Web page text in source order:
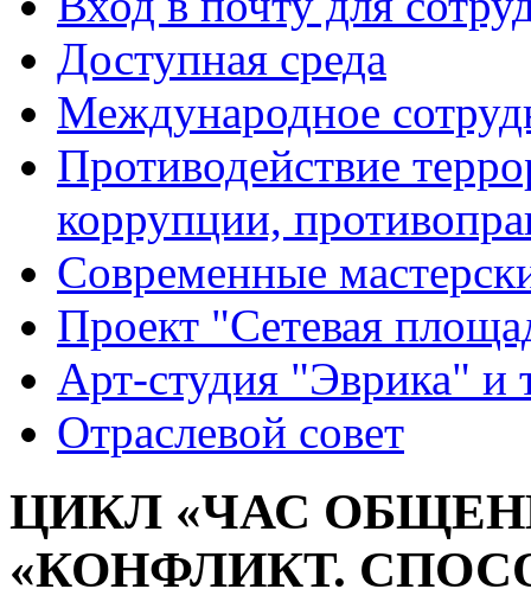
Доступная среда
Международное
Противодействие
коррупции,
Современные
Проект "Сетевая
Арт-студия "Эврика" и
Отраслевой совет
ЦИКЛ «ЧАС
«КОНФЛИКТ.